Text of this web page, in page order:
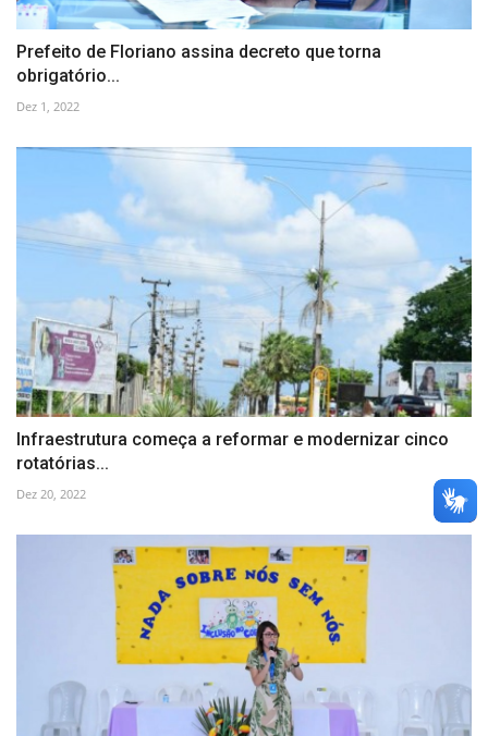
Prefeito de Floriano assina decreto que torna
obrigatório...
Dez 1, 2022
Infraestrutura começa a reformar e modernizar cinco
rotatórias...
Dez 20, 2022